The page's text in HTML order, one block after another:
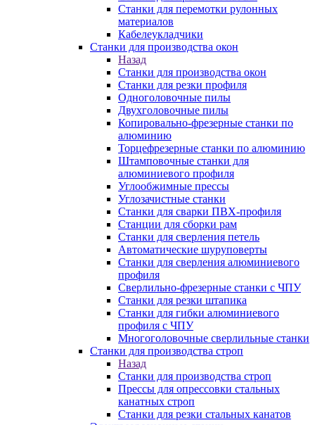
Станки для перемотки рулонных
материалов
Кабелеукладчики
Станки для производства окон
Назад
Станки для производства окон
Станки для резки профиля
Одноголовочные пилы
Двухголовочные пилы
Копировально-фрезерные станки по
алюминию
Торцефрезерные станки по алюминию
Штамповочные станки для
алюминиевого профиля
Углообжимные прессы
Углозачистные станки
Станки для сварки ПВХ-профиля
Станции для сборки рам
Станки для сверления петель
Автоматические шуруповерты
Станки для сверления алюминиевого
профиля
Сверлильно-фрезерные станки с ЧПУ
Станки для резки штапика
Станки для гибки алюминиевого
профиля с ЧПУ
Многоголовочные сверлильные станки
Станки для производства строп
Назад
Станки для производства строп
Прессы для опрессовки стальных
канатных строп
Станки для резки стальных канатов